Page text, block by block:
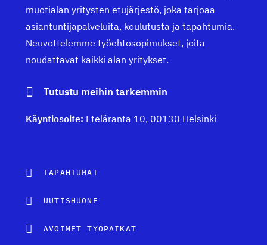
muotialan yritysten etujärjestö, joka tarjoaa
asiantuntijapalveluita, koulutusta ja tapahtumia.
Neuvottelemme työehtosopimukset, joita
noudattavat kaikki alan yritykset.
Tutustu meihin tarkemmin
Käyntiosoite: Eteläranta 10, 00130 Helsinki
TAPAHTUMAT
UUTISHUONE
AVOIMET TYÖPAIKAT